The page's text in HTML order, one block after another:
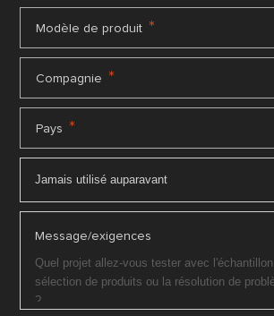
Modèle de produit *
Compagnie *
Pays *
Message/exigences